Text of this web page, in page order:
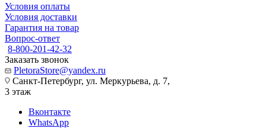
Условия оплаты
Условия доставки
Гарантия на товар
Вопрос-ответ
8-800-201-42-32
Заказать звонок
PletoraStore@yandex.ru
Санкт-Петербург, ул. Меркурьева, д. 7,
3 этаж
Вконтакте
WhatsApp